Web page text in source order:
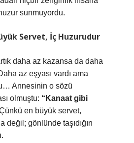
sunmuyordu.
Servet, İç Huzurudur
daha az kazansa da daha
az eşyası vardı ama
Annesinin o sözü
olmuştu: “Kanaat gibi
en büyük servet,
değil; gönlünde taşıdığın